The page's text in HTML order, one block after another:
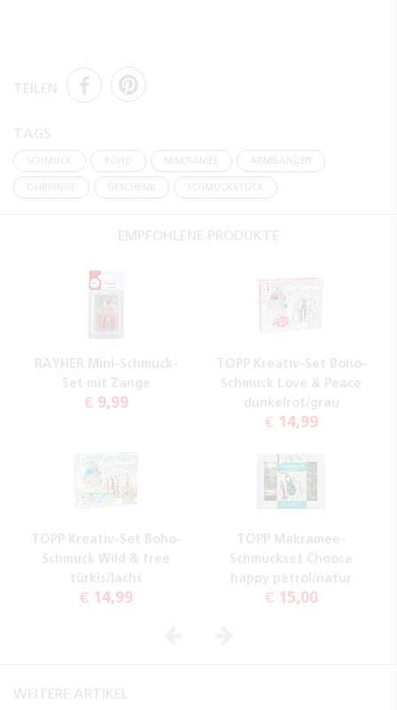
TEILEN
TAGS
SCHMUCK BOHO MAKRAMEE ARMBÄNDER
OHRRINGE GESCHENK SCHMUCKSTÜCK
EMPFOHLENE PRODUKTE
RAYHER Mini-Schmuck-
Set mit Zange
€ 9,99
TOPP Kreativ-Set Boho-
Schmuck Love & Peace
dunkelrot/grau
€ 14,99
TOPP Kreativ-Set Boho-
Schmuck Wild & free
türkis/lachs
€ 14,99
TOPP Makramee-
Schmuckset Choose
happy petrol/natur
€ 15,00
WEITERE ARTIKEL